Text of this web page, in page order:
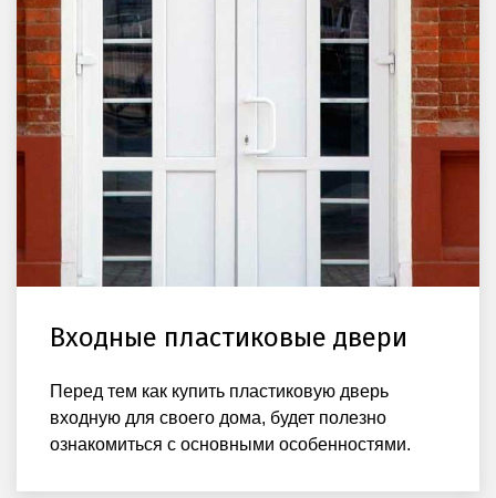
Входные пластиковые двери
Перед тем как купить пластиковую дверь
входную для своего дома, будет полезно
ознакомиться с основными особенностями.